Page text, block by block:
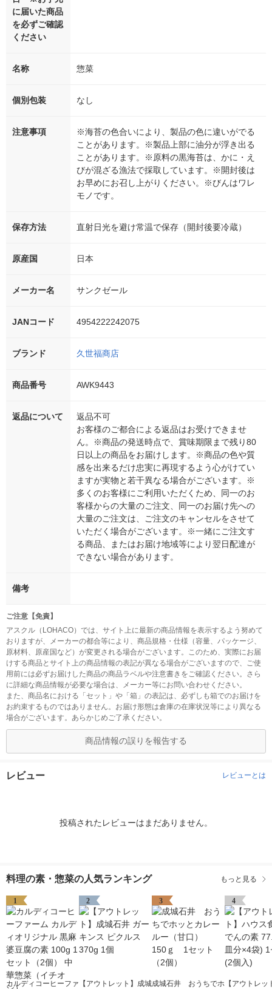
に届いた商品
を必ずご確認
ください
名称 惣菜
個別包装 なし
注意事項
※海苔の色合いにより、製品の色に違いがでる
ことがあります。※製品上部に油分が浮き出る
ことがあります。※原料の黒海苔は、かに・え
びが混ざる漁法で採取しています。※開封後は
お早めにお召し上がりください。※びんはワレ
モノです。
保存方法 直射日光を避け常温で保存（開封後要冷蔵）
原産国 日本
メーカー名 サンクゼール
JANコード 4954222242075
ブランド 久世福商店
商品番号 AWK9443
返品について
返品不可
お客様のご都合による返品はお受けできませ
ん。※商品の発送時点で、賞味期限まで残り80
日以上の商品をお届けします。※商品の色や質
感を出来るだけ忠実に再現するよう心がけてい
ますが実物と若干異なる場合がございます。※
多くのお客様にご利用いただくため、同一のお
客様からの大量のご注文、同一のお届け先への
大量のご注文は、ご注文のキャンセルをさせて
いただく場合がございます。※一緒にご注文す
る商品、またはお届け地域等により翌日配達が
できない場合があります。
備考
ご注意【免責】
アスクル（LOHACO）では、サイト上に最新の商品情報を表示するよう努めて
おりますが、メーカーの都合等により、商品規格・仕様（容量、パッケージ、
原材料、原産国など）が変更される場合がございます。このため、実際にお届
けする商品とサイト上の商品情報の表記が異なる場合がございますので、ご使
用前には必ずお届けした商品の商品ラベルや注意書きをご確認ください。さら
に詳細な商品情報が必要な場合は、メーカー等にお問い合わせください。
また、商品名における「セット」や「箱」の表記は、必ずしも箱でのお届けを
お約束するものではありません。お届け形態は倉庫の在庫状況等により異なる
場合がございます。あらかじめご了承ください。
商品情報の誤りを報告する
レビュー レビューとは
投稿されたレビューはまだありません。
料理の素・惣菜の人気ランキング もっと見る
1
カルディコーヒーファ
2
【アウトレット】成城
3
成城石井 おうちでホ
4
【アウトレッ